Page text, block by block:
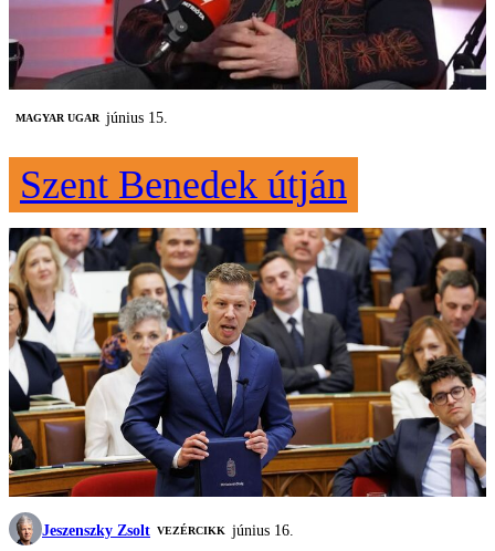
MAGYAR UGAR június 15.
Szent Benedek útján
Jeszenszky Zsolt VEZÉRCIKK június 16.